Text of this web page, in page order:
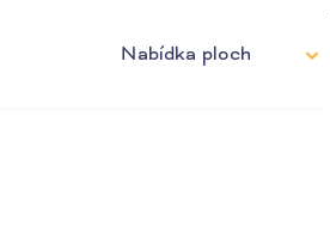
Nabídka ploch